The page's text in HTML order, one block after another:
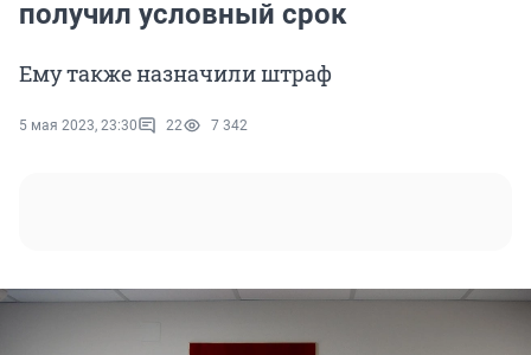
получил условный срок
Ему также назначили штраф
5 мая 2023, 23:30 22 7 342